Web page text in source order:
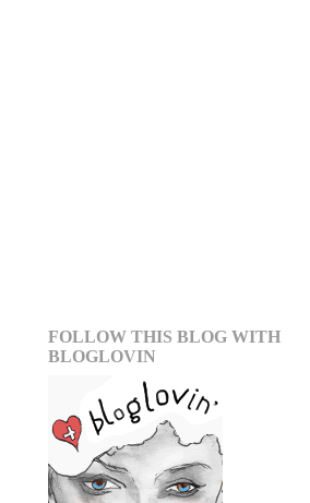
FOLLOW THIS BLOG WITH
BLOGLOVIN